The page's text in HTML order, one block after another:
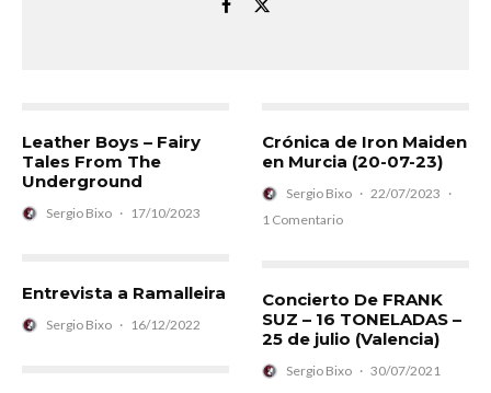
Leather Boys – Fairy
Tales From The
Underground
Sergio Bixo · 17/10/2023
Entrevista a Ramalleira
Sergio Bixo · 16/12/2022
Crónica de Iron Maiden
en Murcia (20-07-23)
Sergio Bixo · 22/07/2023 ·
1 Comentario
Concierto De FRANK
SUZ – 16 TONELADAS –
25 de julio (Valencia)
Sergio Bixo · 30/07/2021